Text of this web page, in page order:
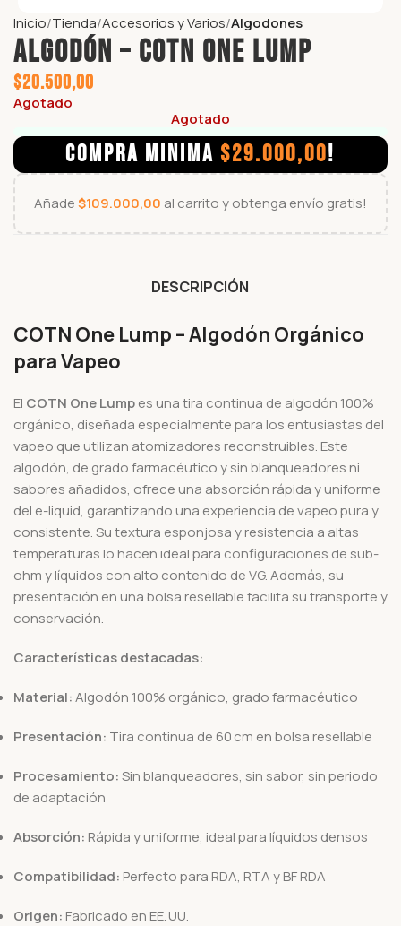
Inicio Tienda Accesorios y Varios Algodones
Algodón – COTN ONE LUMP
$20.500,00
Agotado
Agotado
COMPRA MINIMA $29.000,00!
Añade$109.000,00 al carrito y obtenga envío gratis!
DESCRIPCIÓN
COTN One Lump – Algodón Orgánico
para Vapeo
El COTN One Lumpes una tira continua de algodón 100%
orgánico, diseñada especialmente para los entusiastas del
vapeo que utilizan atomizadores reconstruibles. Este
algodón, de grado farmacéutico y sin blanqueadores ni
sabores añadidos, ofrece una absorción rápida y uniforme
del e-liquid, garantizando una experiencia de vapeo pura y
consistente.Su textura esponjosa y resistencia a altas
temperaturas lo hacen ideal para configuraciones de sub-
ohm y líquidos con alto contenido de VG.Además, su
presentación en una bolsa resellable facilita su transporte y
conservación.
Características destacadas:
Material:Algodón 100% orgánico, grado farmacéutico
Presentación: Tira continua de 60 cm en bolsa resellable
Procesamiento:Sin blanqueadores, sin sabor, sin periodo
de adaptación
Absorción: Rápida y uniforme, ideal para líquidos densos
Compatibilidad: Perfecto para RDA, RTA y BF RDA
Origen: Fabricado en EE. UU.